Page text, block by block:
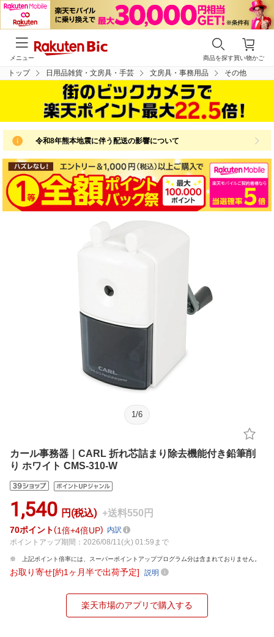
買い物かご
商品を探す
メニュー
トップ 日用品雑貨・文房具・手芸 文房具・事務用品 その他
令和8年熊本地震に伴う配送の影響について
1 /6
カール事務器｜CARL 折れ芯詰まり除去機能付き鉛筆削
り ホワイト CMS-310-W
1,540 円(税込) +送料550円
70ポイント 1倍 4倍UP
内訳
ポイントアップ期間：2026/08/11(火) 01:59まで
上記ポイント倍率には、スーパーポイントアッププログラム分は含まれておりません。
お取り寄せ[約1ヶ月半で出荷予定] 説明
楽天市場のアプリで購入する